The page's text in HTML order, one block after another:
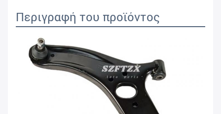
Περιγραφή του προϊόντος